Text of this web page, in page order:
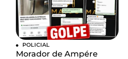
POLICIAL
Morador de Ampére